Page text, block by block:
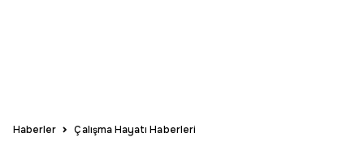
Haberler Çalışma Hayatı Haberleri